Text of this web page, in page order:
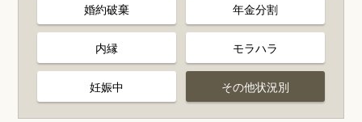
婚約破棄 年金分割
内縁 モラハラ
妊娠中 その他状況別